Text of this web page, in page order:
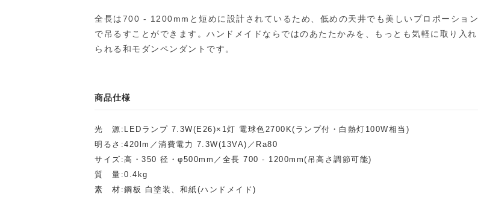
全長は700 - 1200mmと短めに設計されているため、低めの天井でも美しいプロポーション
で吊るすことができます。ハンドメイドならではのあたたかみを、もっとも気軽に取り入れ
られる和モダンペンダントです。
商品仕様
光 源:LEDランプ 7.3W(E26)×1灯 電球色2700K(ランプ付・白熱灯100W相当)
明るさ:420lm／消費電力 7.3W(13VA)／Ra80
サイズ:高・350 径・φ500mm／全長 700 - 1200mm(吊高さ調節可能)
質 量:0.4kg
素 材:鋼板 白塗装、和紙(ハンドメイド)